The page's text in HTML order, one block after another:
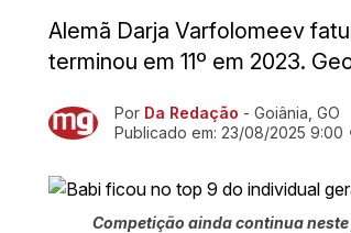
Alemã Darja Varfolomeev
terminou em 11º em 2023.
Ir direto pra matéria
Por Da Redação - Goiânia, GO
Publicado em: 23/08/2025 9:00
Competição ainda continua